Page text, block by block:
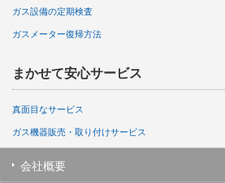
ガス設備の定期検査
ガスメーター復帰方法
まかせて安心サービス
真面目なサービス
ガス機器販売・取り付けサービス
会社概要